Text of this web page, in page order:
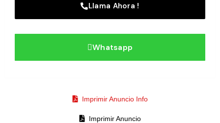
Llama Ahora !
Whatsapp
Imprimir Anuncio Info
Imprimir Anuncio